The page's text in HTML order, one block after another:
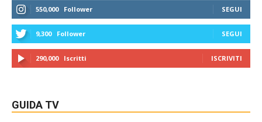
550,000 Follower SEGUI
9,300 Follower SEGUI
290,000 Iscritti ISCRIVITI
GUIDA TV